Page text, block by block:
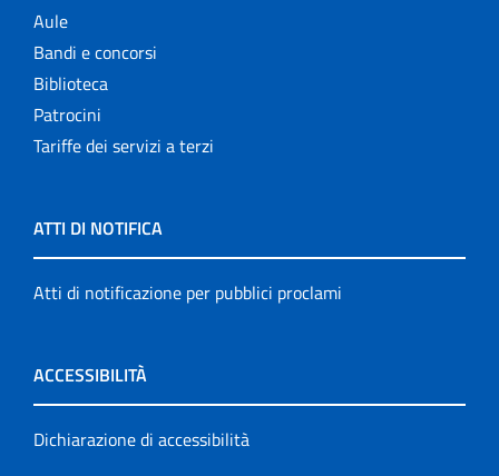
Aule
Bandi e concorsi
Biblioteca
Patrocini
Tariffe dei servizi a terzi
ATTI DI NOTIFICA
Atti di notificazione per pubblici proclami
ACCESSIBILITÀ
Dichiarazione di accessibilità